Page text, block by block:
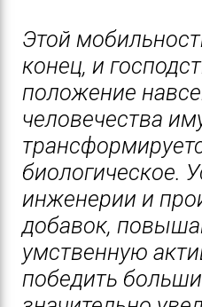
Этой
конец, и
положение
человечества
биологическое.
инженерии и
добавок,
умственную
победить